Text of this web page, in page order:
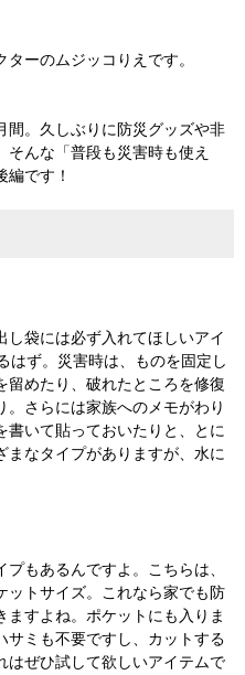
ーのムジッコりえです。
間。久しぶりに防災グッズや非
んな「普段も災害時も使え
です！
袋には必ず入れてほしいアイ
はず。災害時は、ものを固定し
留めたり、破れたところを修復
。さらには家族へのメモがわり
書いて貼っておいたりと、とに
なタイプがありますが、水に
もあるんですよ。こちらは、
ットサイズ。これなら家でも防
すよね。ポケットにも入りま
サミも不要ですし、カットする
はぜひ試して欲しいアイテムで